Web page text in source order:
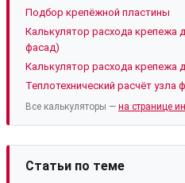
Подбор крепёжной пластины
Калькулятор расхода крепежа
фасад)
Калькулятор расхода крепежа
Теплотехнический расчёт узла
Все калькуляторы — на странице
Статьи по теме